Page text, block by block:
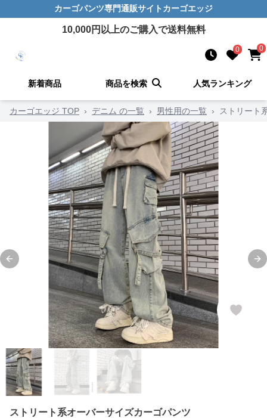
カーゴパンツ専門通販サイト カーゴエッジ
10,000円以上のご購入で送料無料
0 0
新着商品 商品を検索 人気ランキング
カーゴエッジ TOP › デニム の一覧 › 男性用の一覧 › ストリート
Previous slide
ストリート系オーバーサイズカーゴパンツ